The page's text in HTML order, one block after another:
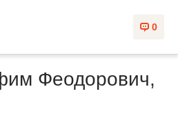
0
Феодорович,